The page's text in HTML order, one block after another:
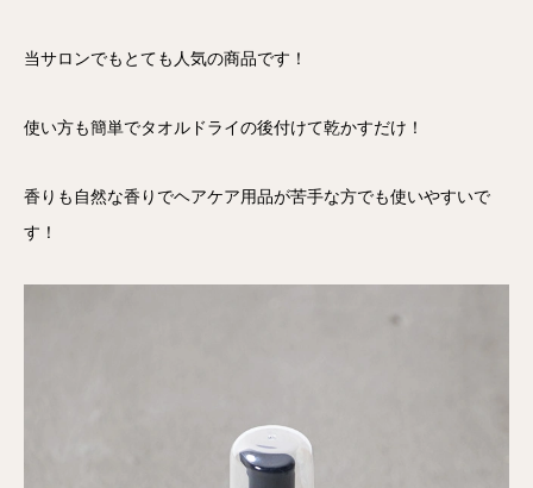
当サロンでもとても人気の商品です！
使い方も簡単でタオルドライの後付けて乾かすだけ！
香りも自然な香りでヘアケア用品が苦手な方でも使いやすいで
す！